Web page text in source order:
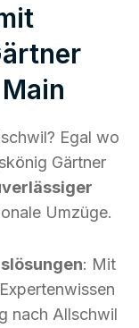
Egal wo
Gärtner
Umzüge.
: Mit
nach Allschwil